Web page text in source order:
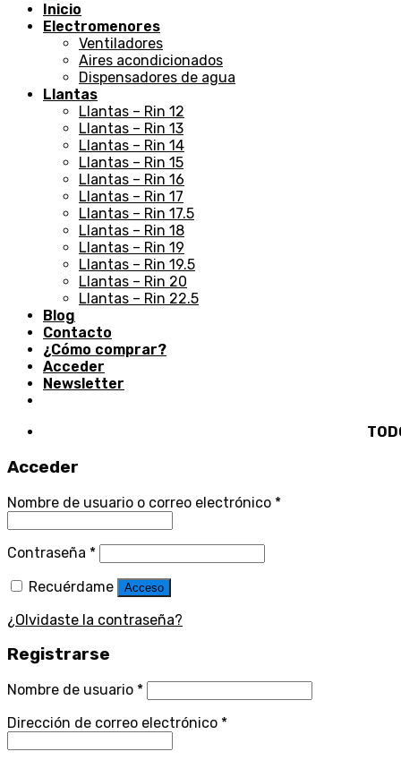
Inicio
Electromenores
Ventiladores
Aires acondicionados
Dispensadores de agua
Llantas
Llantas – Rin 12
Llantas – Rin 13
Llantas – Rin 14
Llantas – Rin 15
Llantas – Rin 16
Llantas – Rin 17
Llantas – Rin 17.5
Llantas – Rin 18
Llantas – Rin 19
Llantas – Rin 19.5
Llantas – Rin 20
Llantas – Rin 22.5
Blog
Contacto
¿Cómo comprar?
Acceder
Newsletter
Acceder
Nombre de usuario o correo electrónico *
Contraseña *
Recuérdame
Acceso
¿Olvidaste la contraseña?
Registrarse
Nombre de usuario *
Dirección de correo electrónico *